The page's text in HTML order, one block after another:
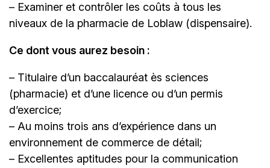
– Examiner et contrôler les coûts à tous les
niveaux de la pharmacie de Loblaw (dispensaire).
Ce dont vous aurez besoin :
– Titulaire d’un baccalauréat ès sciences
(pharmacie) et d’une licence ou d’un permis
d’exercice;
– Au moins trois ans d’expérience dans un
environnement de commerce de détail;
– Excellentes aptitudes pour la communication